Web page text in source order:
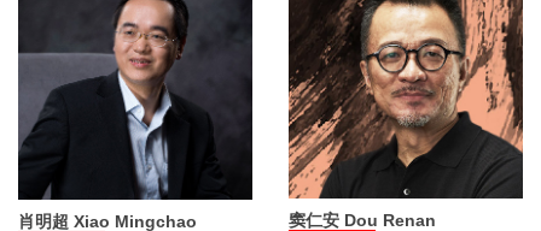
肖明超 Xiao Mingchao
窦仁安 Dou Renan